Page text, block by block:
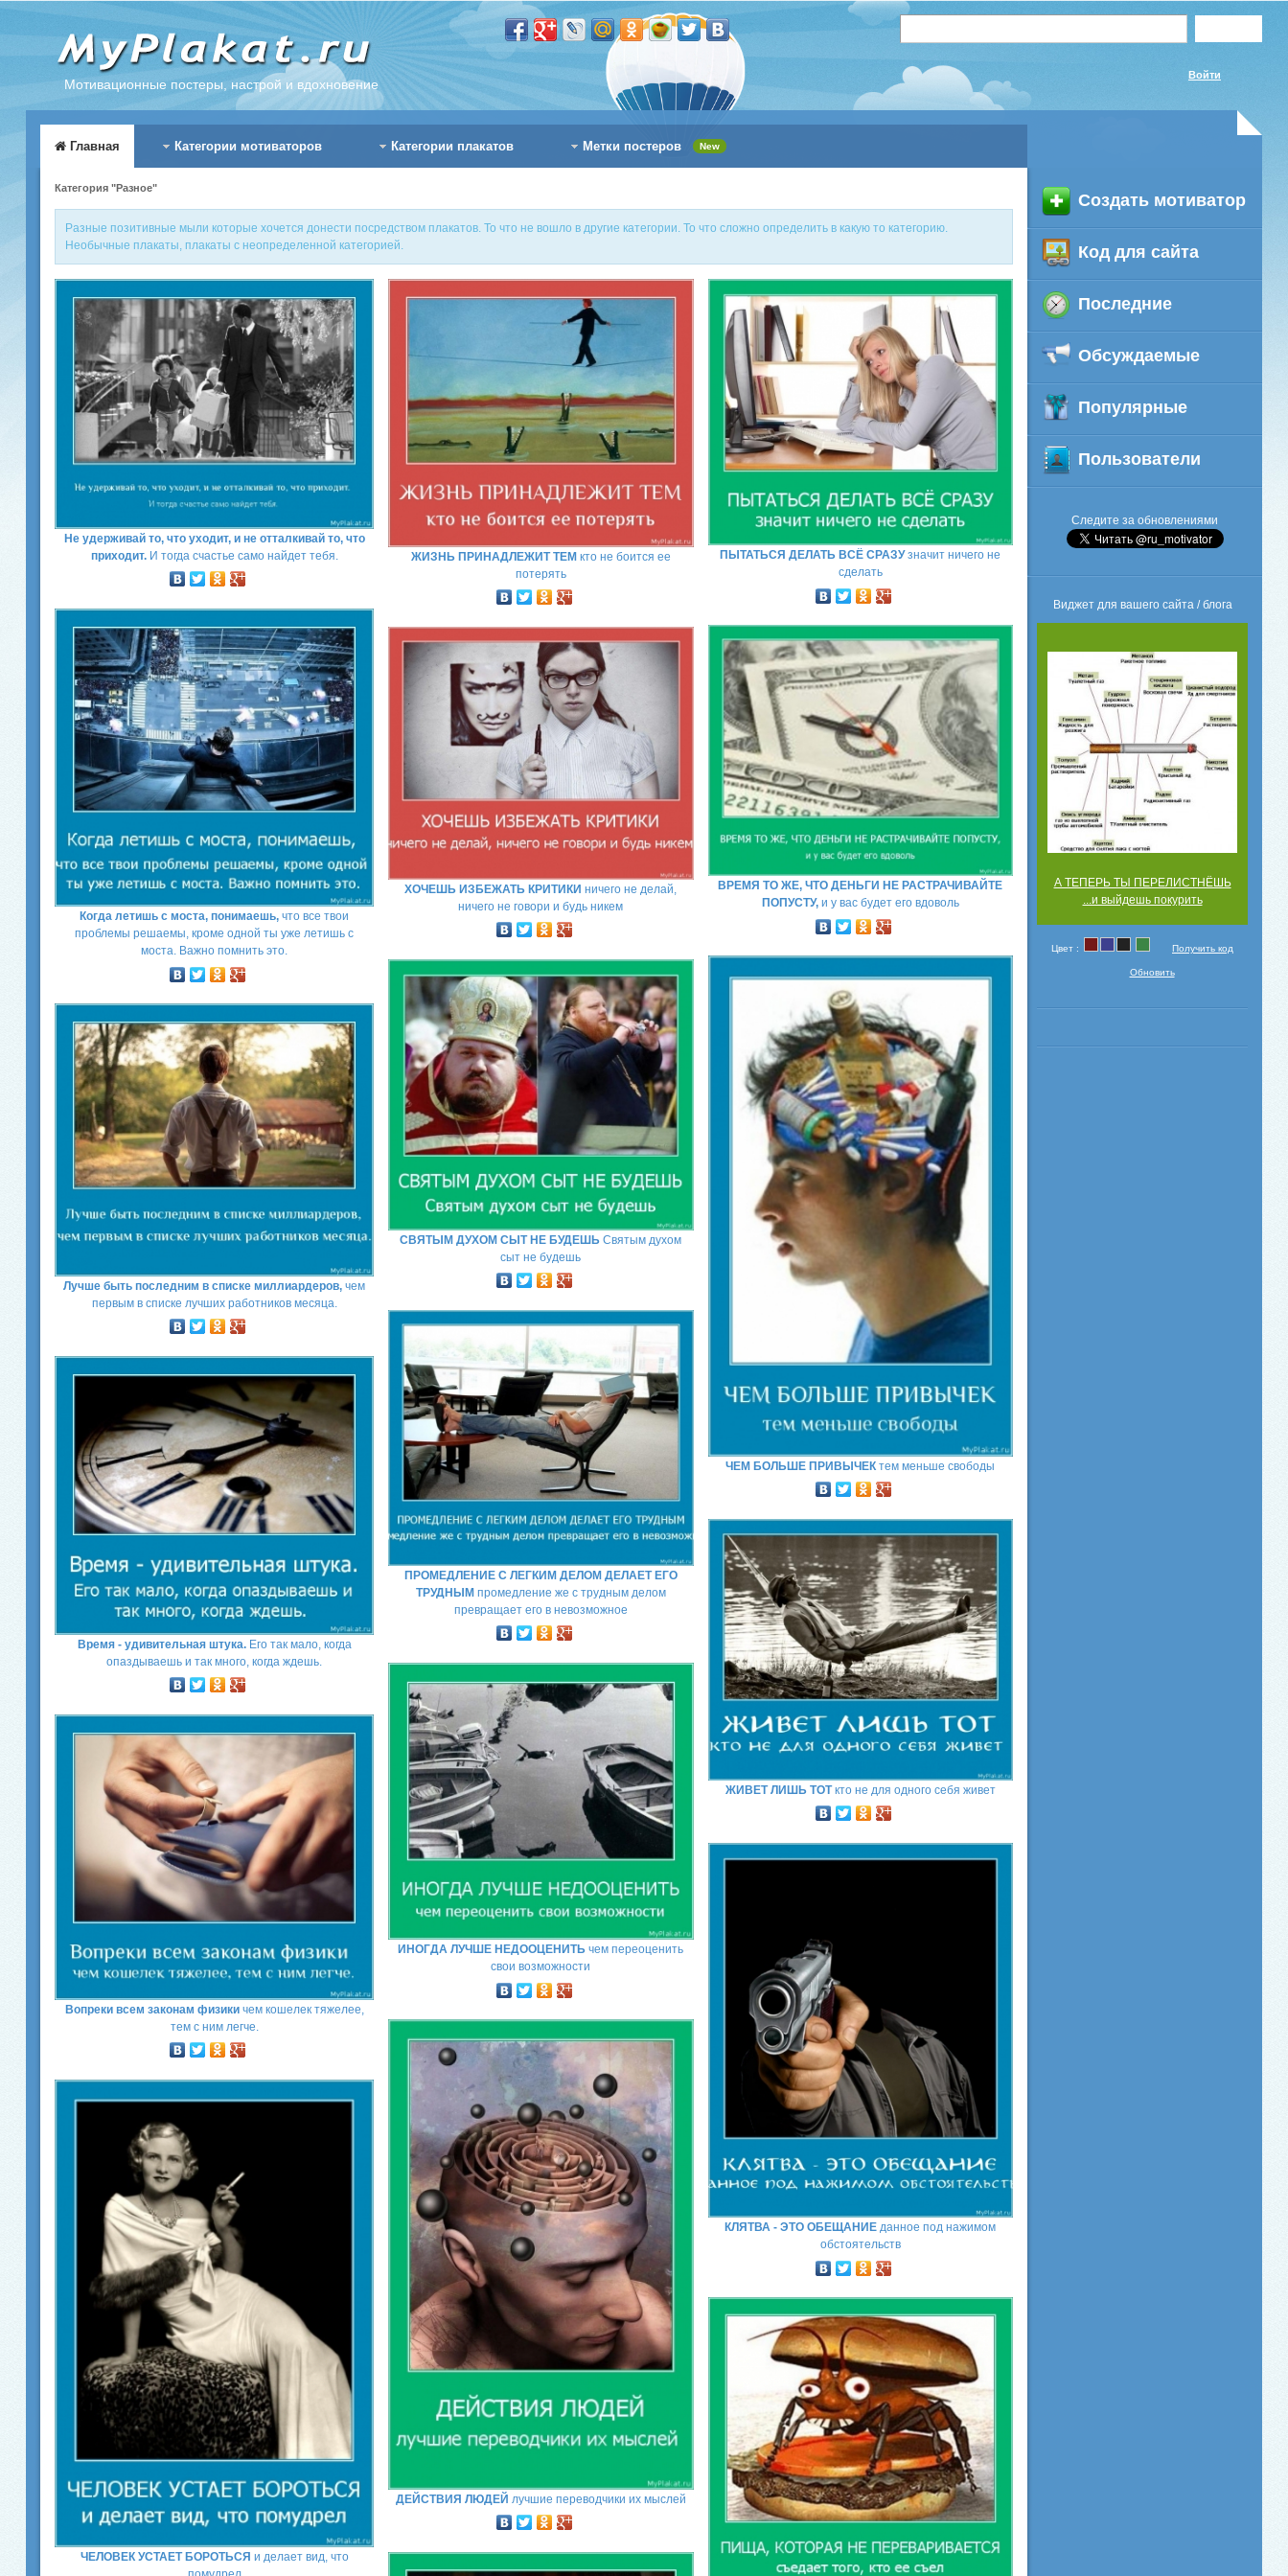
Мотивационные постеры, настрой и вдохновение
Войти
Главная Категории мотиваторов Категории плакатов Метки постеров New
Создать мотиватор
Код для сайта
Последние
Обсуждаемые
Популярные
Пользователи
Следите за обновлениями
Виджет для вашего сайта / блога
А ТЕПЕРЬ ТЫ ПЕРЕЛИСТНЁШЬ
...и выйдешь покурить
Цвет : Получить код
Обновить
Категория "Разное"
Разные позитивные мыли которые хочется донести посредством плакатов. То что не вошло в другие категории. То что сложно определить в какую то категорию.
Необычные плакаты, плакаты с неопределенной категорией.
Не удерживай то, что уходит, и не отталкивай то, что
приходит. И тогда счастье само найдет тебя.
Когда летишь с моста, понимаешь,что все твои
проблемы решаемы, кроме одной ты уже летишь с
моста. Важно помнить это.
Лучше быть последним в списке миллиардеров, чем
первым в списке лучших работников месяца.
Время - удивительная штука.Его так мало, когда
опаздываешь и так много, когда ждешь.
Вопреки всем законам физики чем кошелек тяжелее,
тем с ним легче.
ЧЕЛОВЕК УСТАЕТ БОРОТЬСЯ и делает вид, что
ЖИЗНЬ ПРИНАДЛЕЖИТ ТЕМ кто не боится ее
потерять
ХОЧЕШЬ ИЗБЕЖАТЬ КРИТИКИ ничего не делай,
ничего не говори и будь никем
СВЯТЫМ ДУХОМ СЫТ НЕ БУДЕШЬ Святым духом
сыт не будешь
ПРОМЕДЛЕНИЕ С ЛЕГКИМ ДЕЛОМ ДЕЛАЕТ ЕГО
ТРУДНЫМ промедление же с трудным делом
превращает его в невозможное
ИНОГДА ЛУЧШЕ НЕДООЦЕНИТЬ чем переоценить
свои возможности
ДЕЙСТВИЯ ЛЮДЕЙ лучшие переводчики их мыслей
ПЫТАТЬСЯ ДЕЛАТЬ ВСЁ СРАЗУзначит ничего не
сделать
ВРЕМЯ ТО ЖЕ, ЧТО ДЕНЬГИ НЕ РАСТРАЧИВАЙТЕ
ПОПУСТУ,и у вас будет его вдоволь
ЧЕМ БОЛЬШЕ ПРИВЫЧЕК тем меньше свободы
ЖИВЕТ ЛИШЬ ТОТкто не для одного себя живет
КЛЯТВА - ЭТО ОБЕЩАНИЕ данное под нажимом
обстоятельств